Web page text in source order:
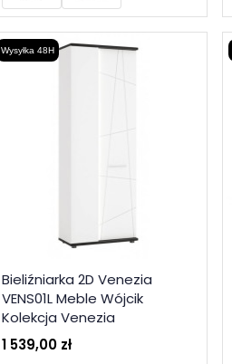
Wysyłka 48H
Bieliźniarka 2D Venezia
VENS01L Meble Wójcik
Kolekcja Venezia
1 539,00 zł